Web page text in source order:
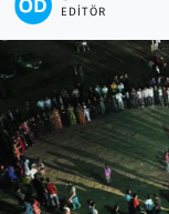
EDITÖR
Oyun
Ramazan
Resmi